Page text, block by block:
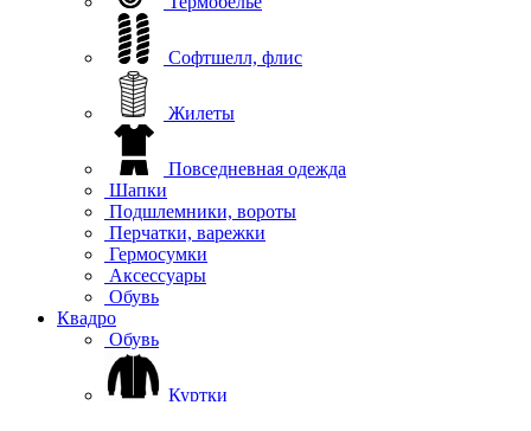
Софтшелл, флис
Жилеты
Повседневная одежда
Шапки
Подшлемники, вороты
Перчатки, варежки
Гермосумки
Аксессуары
Обувь
Квадро
Обувь
Куртки